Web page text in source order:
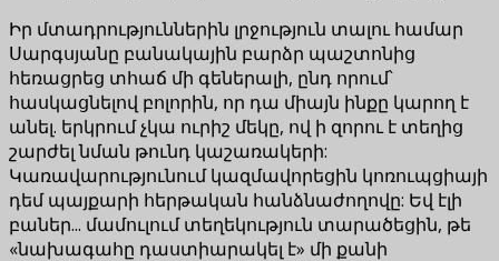
Իր մտադրություններին լրջություն տալու համար
Սարգսյանը բանակային բարձր պաշտոնից
հեռացրեց տհաճ մի գեներալի, ընդ որում՝
հասկացնելով բոլորին, որ դա միայն ինքը կարող է
անել. երկրում չկա ուրիշ մեկը, ով ի զորու է տեղից
շարժել նման թունդ կաշառակերի:
Կառավարությունում կազմավորեցին կոռուպցիայի
դեմ պայքարի հերթական հանձնաժողովը: Եվ էլի
բաներ... մամուլում տեղեկություն տարածեցին, թե
«նախագահը դաստիարակել է» մի քանի